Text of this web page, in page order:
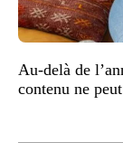
Au-delà de
contenu ne